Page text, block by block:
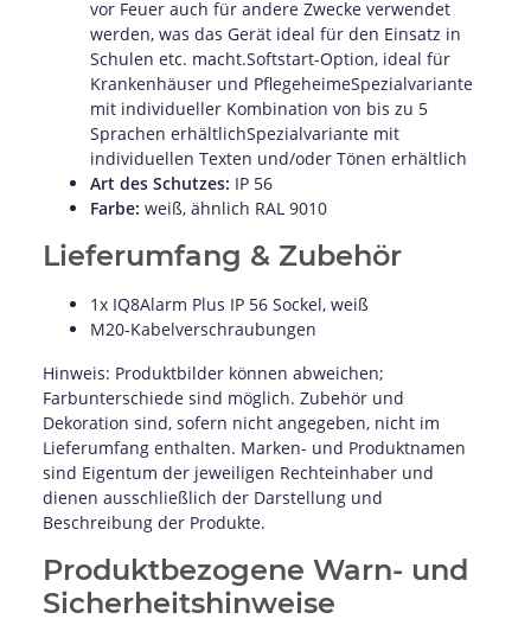
vor Feuer auch für andere Zwecke verwendet
werden, was das Gerät ideal für den Einsatz in
Schulen etc. macht.Softstart-Option, ideal für
Krankenhäuser und PflegeheimeSpezialvariante
mit individueller Kombination von bis zu 5
Sprachen erhältlichSpezialvariante mit
individuellen Texten und/oder Tönen erhältlich
Art des Schutzes: IP 56
Farbe: weiß, ähnlich RAL 9010
Lieferumfang & Zubehör
1x IQ8Alarm Plus IP 56 Sockel, weiß
M20-Kabelverschraubungen
Hinweis: Produktbilder können abweichen;
Farbunterschiede sind möglich. Zubehör und
Dekoration sind, sofern nicht angegeben, nicht im
Lieferumfang enthalten. Marken- und Produktnamen
sind Eigentum der jeweiligen Rechteinhaber und
dienen ausschließlich der Darstellung und
Beschreibung der Produkte.
Produktbezogene Warn- und
Sicherheitshinweise